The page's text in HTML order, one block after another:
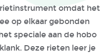
omdat het
op elkaar gebonden
speciale aan de hobo
Deze rieten leer je